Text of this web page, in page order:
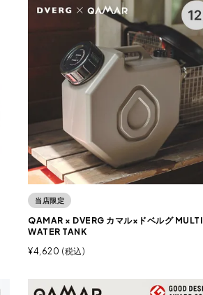
当店限定
QAMAR × DVERG カマル×ドベルグ MULTI
WATER TANK
¥4,620 税込